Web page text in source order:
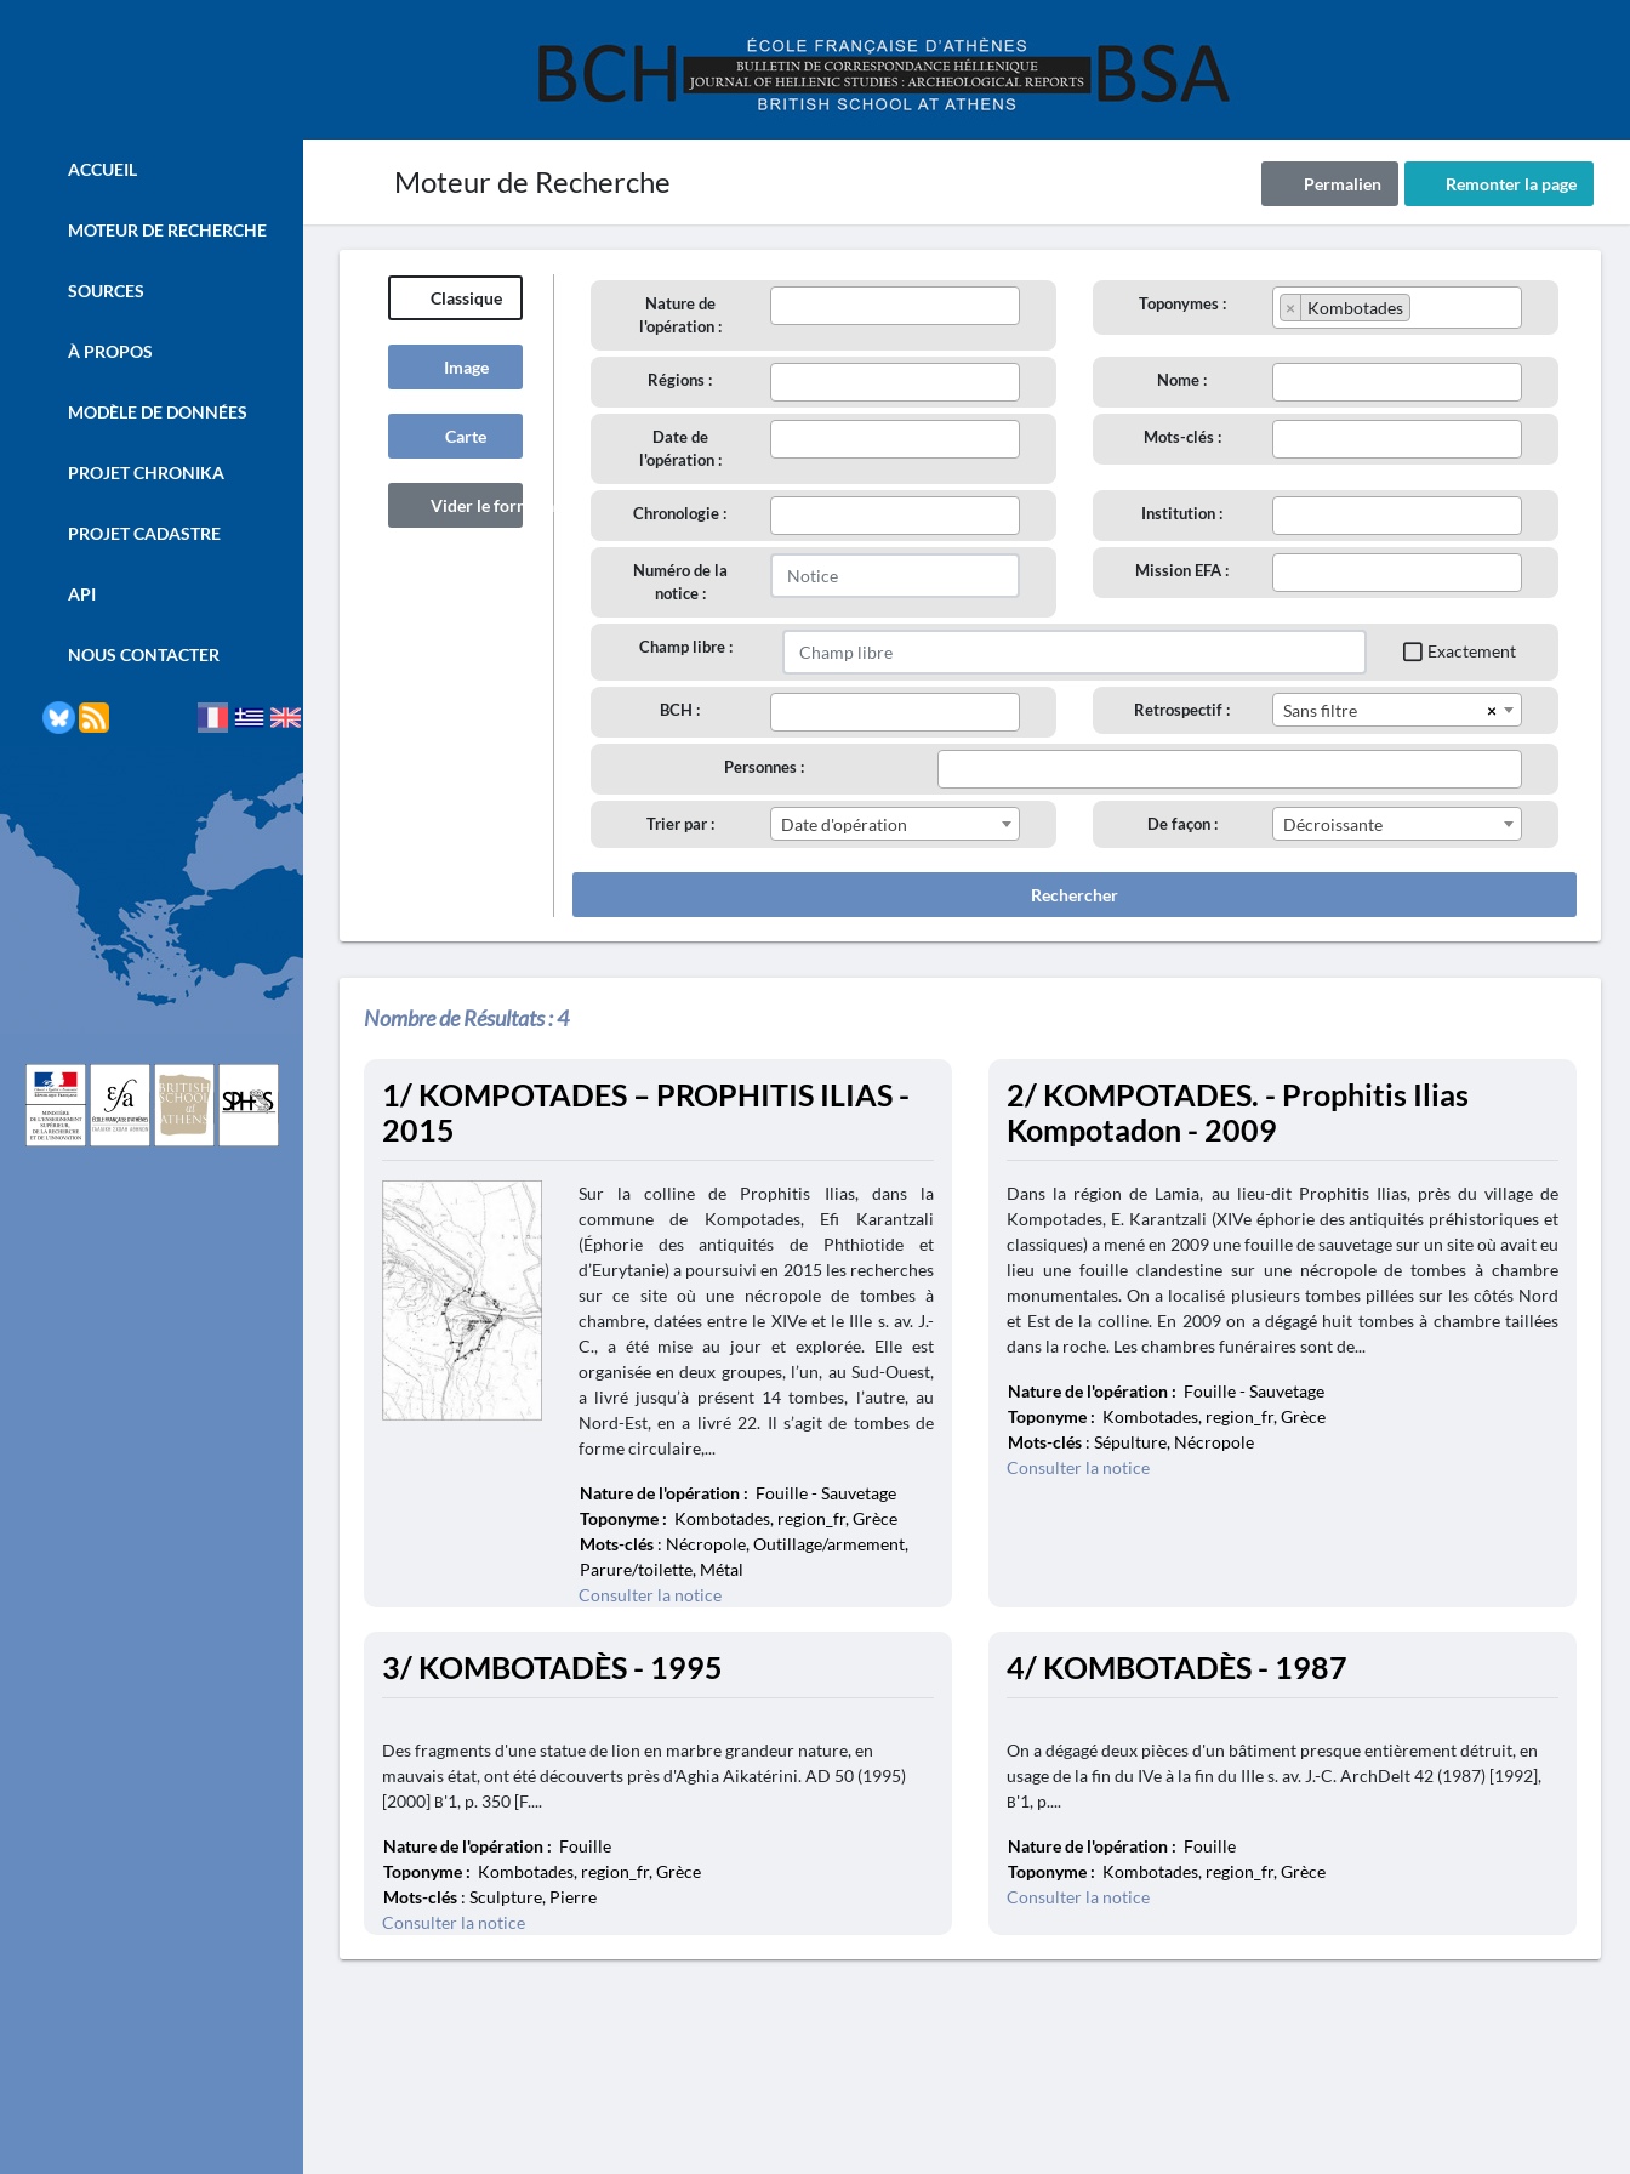
Moteur de Recherche Remonter la page
Permalien
ACCUEIL
MOTEUR DE RECHERCHE
SOURCES
À PROPOS
MODÈLE DE DONNÉES
PROJET CHRONIKA
PROJET CADASTRE
API
NOUS CONTACTER
Classique
Image
Carte
Vider le formulaire
Nature de
l'opération :
Toponymes : × Kombotades
Régions : Nome :
Date de
l'opération :
Mots-clés :
Chronologie : Institution :
Numéro de la
notice :
Mission EFA :
Champ libre : Exactement
BCH : Retrospectif : ×
Sans filtre
Personnes :
Trier par : Date d'opération De façon : Décroissante
Rechercher
Nombre de Résultats :4
1/ KOMPOTADES – PROPHITIS ILIAS -
2015
Sur la colline de Prophitis Ilias, dans la
commune de Kompotades, Efi Karantzali
(Éphorie des antiquités de Phthiotide et
d’Eurytanie) a poursuivi en 2015 les recherches
sur ce site où une nécropole de tombes à
chambre, datées entre le XIVe et le IIIe s. av. J.-
C., a été mise au jour et explorée. Elle est
organisée en deux groupes, l’un, au Sud-Ouest,
a livré jusqu’à présent 14 tombes, l’autre, au
Nord-Est, en a livré 22. Il s’agit de tombes de
forme circulaire,...
Nature de l'opération : Fouille - Sauvetage
Toponyme : Kombotades, region_fr, Grèce
Mots-clés: Nécropole, Outillage/armement,
Parure/toilette, Métal
Consulter la notice
2/ KOMPOTADES. - Prophitis Ilias
Kompotadon - 2009
Dans la région de Lamia, au lieu-dit Prophitis Ilias, près du village de
Kompotades, E. Karantzali (XIVe éphorie des antiquités préhistoriques et
classiques) a mené en 2009 une fouille de sauvetage sur un site où avait eu
lieu une fouille clandestine sur une nécropole de tombes à chambre
monumentales. On a localisé plusieurs tombes pillées sur les côtés Nord
et Est de la colline. En 2009 on a dégagé huit tombes à chambre taillées
dans la roche. Les chambres funéraires sont de...
Nature de l'opération : Fouille - Sauvetage
Toponyme : Kombotades, region_fr, Grèce
Mots-clés : Sépulture, Nécropole
Consulter la notice
3/ KOMBOTADÈS - 1995
Des fragments d'une statue de lion en marbre grandeur nature, en
mauvais état, ont été découverts près d'Aghia Aikatérini. AD 50 (1995)
[2000] Β'1, p. 350 [F....
Nature de l'opération : Fouille
Toponyme : Kombotades, region_fr, Grèce
Mots-clés : Sculpture, Pierre
Consulter la notice
4/ KOMBOTADÈS - 1987
On a dégagé deux pièces d'un bâtiment presque entièrement détruit, en
usage de la fin du IVe à la fin du IIIe s. av. J.-C. ArchDelt 42 (1987) [1992],
Β'1, p....
Nature de l'opération : Fouille
Toponyme : Kombotades, region_fr, Grèce
Consulter la notice